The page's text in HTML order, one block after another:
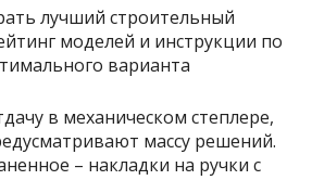
в механическом степлере,
массу решений.
– накладки на ручки с